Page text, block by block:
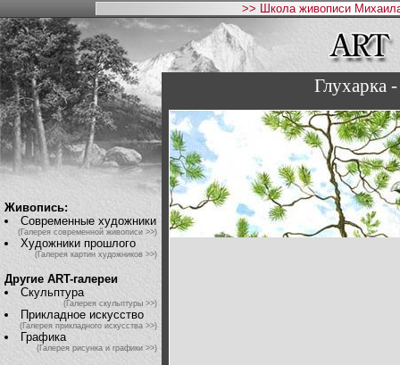
>> Школа живописи
Живопись:
Современные художники
(Галерея современной живописи >>)
Художники прошлого
(Галерея картин художников >>)
Другие ART-галереи
Скульптура
(Галерея скульптуры >>)
Прикладное искусство
(Галерея прикладного искусства >>)
Графика
(Галерея рисунка и графики >>)
Глухарка